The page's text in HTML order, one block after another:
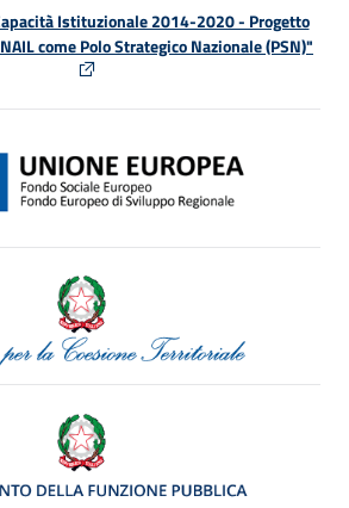
Istituzionale 2014-2020 - Progetto
come Polo Strategico Nazionale (PSN)"